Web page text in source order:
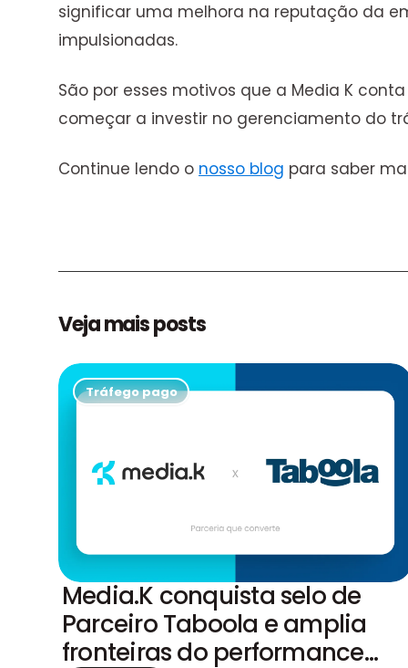
significar uma melhora na reputação da
impulsionadas.
São por esses motivos que a Media K
começar a investir no gerenciamento do
Continue lendo o nosso blog para saber
Veja mais posts
Tráfego pago
Media.K conquista selo de
Parceiro Taboola e amplia
fronteiras do performance